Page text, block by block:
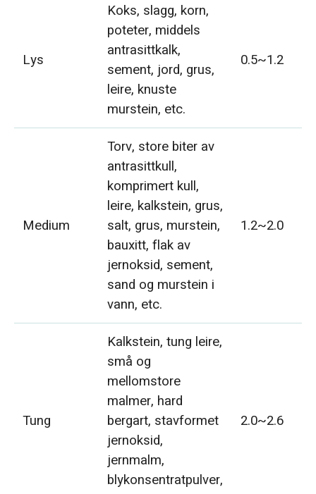
Lys
Koks, slagg, korn,
poteter, middels
antrasittkalk,
sement, jord, grus,
leire, knuste
murstein, etc.
0.5~1.2
Medium
Torv, store biter av
antrasittkull,
komprimert kull,
leire, kalkstein, grus,
salt, grus, murstein,
bauxitt, flak av
jernoksid, sement,
sand og murstein i
vann, etc.
1.2~2.0
Tung
Kalkstein, tung leire,
små og
mellomstore
malmer, hard
bergart, stavformet
jernoksid,
jernmalm,
blykonsentratpulver,
2.0~2.6